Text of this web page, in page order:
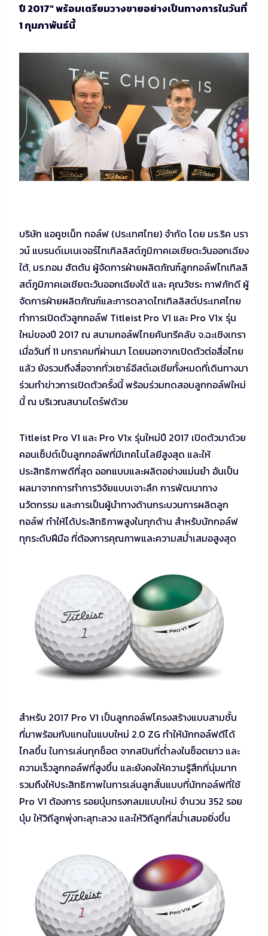
ปี 2017″ พร้อมเตรียมวางขายอย่างเป็นทางการในวันที่
1 กุมภาพันธ์นี้
บริษัท แอคูชเน็ท กอล์ฟ (ประเทศไทย) จำกัด โดย มร.ริค บรา
วน์ แบรนด์เมเนเจอร์ไทเทิลลิสต์ภูมิภาคเอเชียตะวันออกเฉียง
ใต้, มร.ทอม ฮัตตัน ผู้จัดการฝ่ายผลิตภัณฑ์ลูกกอล์ฟไทเทิลลิ
สต์ภูมิภาคเอเชียตะวันออกเฉียงใต้ และ คุณวัชระ กาฬภักดี ผู้
จัดการฝ่ายผลิตภัณฑ์และการตลาดไทเทิลลิสต์ประเทศไทย
ทำการเปิดตัวลูกกอล์ฟ Titleist Pro V1 และ Pro V1x รุ่น
ใหม่ของปี 2017 ณ สนามกอล์ฟไทยคันทรีคลับ จ.ฉะเชิงเทรา
เมื่อวันที่ 11 มกราคมที่ผ่านมา โดยนอกจากเปิดตัวต่อสื่อไทย
แล้ว ยังรวมถึงสื่อจากทั่วเซาธ์อีสต์เอเชียทั้งหมดที่เดินทางมา
ร่วมทำข่าวการเปิดตัวครั้งนี้ พร้อมร่วมทดสอบลูกกอล์ฟใหม่
นี้ ณ บริเวณสนามไดร์ฟด้วย
Titleist Pro V1 และ Pro V1x รุ่นใหม่ปี 2017 เปิดตัวมาด้วย
คอนเซ็ปต์เป็นลูกกอล์ฟที่มีเทคโนโลยีสูงสุด และให้
ประสิทธิภาพดีที่สุด ออกแบบและผลิตอย่างแม่นยำ อันเป็น
ผลมาจากการทำการวิจัยแบบเจาะลึก การพัฒนาทาง
นวัตกรรม และการเป็นผู้นำทางด้านกระบวนการผลิตลูก
กอล์ฟ ทำให้ได้ประสิทธิภาพสูงในทุกด้าน สำหรับนักกอล์ฟ
ทุกระดับฝีมือ ที่ต้องการคุณภาพและความสม่ำเสมอสูงสุด
สำหรับ 2017 Pro V1 เป็นลูกกอล์ฟโครงสร้างแบบสามชั้น
ที่มาพร้อมกับแกนในแบบใหม่ 2.0 ZG ทำให้นักกอล์ฟตีได้
ไกลขึ้น ในการเล่นทุกช็อต จากสปินที่ต่ำลงในช็อตยาว และ
ความเร็วลูกกอล์ฟที่สูงขึ้น และยังคงให้ความรู้สึกที่นุ่มมาก
รวมถึงให้ประสิทธิภาพในการเล่นลูกสั้นแบบที่นักกอล์ฟที่ใช้
Pro V1 ต้องการ รอยบุ๋มทรงกลมแบบใหม่ จำนวน 352 รอย
บุ๋ม ให้วิถีลูกพุ่งทะลุทะลวง และให้วิถีลูกที่สม่ำเสมอยิ่งขึ้น